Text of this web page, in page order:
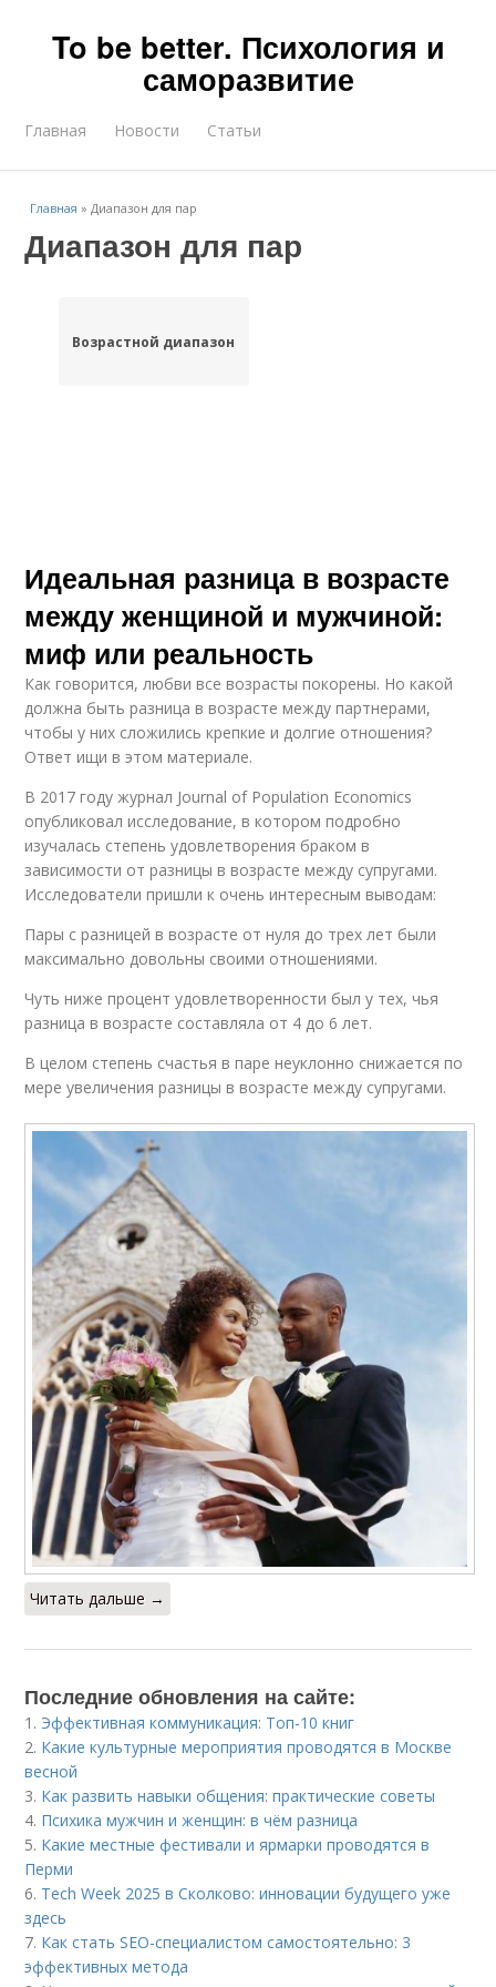
To be better. Психология и
саморазвитие
Главная Новости Статьи
Главная »Диапазон для пар
Диапазон для пар
Возрастной диапазон
Идеальная разница в возрасте
между женщиной и мужчиной:
миф или реальность
Как говорится, любви все возрасты покорены. Но какой
должна быть разница в возрасте между партнерами,
чтобы у них сложились крепкие и долгие отношения?
Ответ ищи в этом материале.
В 2017 году журнал Journal of Population Economics
опубликовал исследование, в котором подробно
изучалась степень удовлетворения браком в
зависимости от разницы в возрасте между супругами.
Исследователи пришли к очень интересным выводам:
Пары с разницей в возрасте от нуля до трех лет были
максимально довольны своими отношениями.
Чуть ниже процент удовлетворенности был у тех, чья
разница в возрасте составляла от 4 до 6 лет.
В целом степень счастья в паре неуклонно снижается по
мере увеличения разницы в возрасте между супругами.
Читать дальше →
Последние обновления на сайте:
1. Эффективная коммуникация: Топ-10 книг
2. Какие культурные мероприятия проводятся в Москве
весной
3. Как развить навыки общения: практические советы
4. Психика мужчин и женщин: в чём разница
5. Какие местные фестивали и ярмарки проводятся в
Перми
6. Tech Week 2025 в Сколково: инновации будущего уже
здесь
7. Как стать SEO-специалистом самостоятельно: 3
эффективных метода